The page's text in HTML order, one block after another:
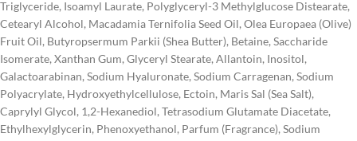
Triglyceride, Isoamyl Laurate, Polyglyceryl-3 Methylglucose Distearate,
Cetearyl Alcohol, Macadamia Ternifolia Seed Oil, Olea Europaea (Olive)
Fruit Oil, Butyropsermum Parkii (Shea Butter), Betaine, Saccharide
Isomerate, Xanthan Gum, Glyceryl Stearate, Allantoin, Inositol,
Galactoarabinan, Sodium Hyaluronate, Sodium Carragenan, Sodium
Polyacrylate, Hydroxyethylcellulose, Ectoin, Maris Sal (Sea Salt),
Caprylyl Glycol, 1,2-Hexanediol, Tetrasodium Glutamate Diacetate,
Ethylhexylglycerin, Phenoxyethanol, Parfum (Fragrance), Sodium